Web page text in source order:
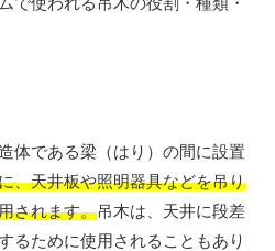
体である梁（はり）の間に設置
、天井板や照明器具などを吊り
されます。吊木は、天井に段差
るために使用されることもあり